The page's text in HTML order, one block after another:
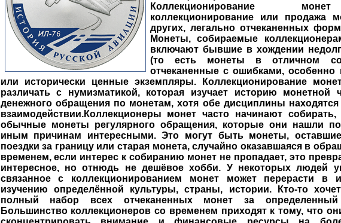
Коллекционирование
коллекционирование или продажа
других, легально отчеканенных
Монеты, собираемые
включают бывшие в хождении
(то есть монеты в отличном
отчеканенные с ошибками, особенно
или исторически ценные экземпляры. Коллекционирование
различать с нумизматикой, которая изучает историю монетной
денежного обращения по монетам, хотя обе дисциплины
взаимодействии.Коллекционеры монет часто начинают собирать,
обычные монеты регулярного обращения, которые они нашли
иным причинам интересными. Это могут быть монеты,
поездки за границу или старая монета, случайно оказавшаяся в
временем, если интерес к собиранию монет не пропадает, это
интересное, но отнюдь не дешёвое хобби. У некоторых людей
связанное с коллекционированием монет может перерасти в
изучению определённой культуры, страны, истории. Кто-то
полный набор всех отчеканенных монет за
Большинство коллекционеров со временем приходят к тому, что